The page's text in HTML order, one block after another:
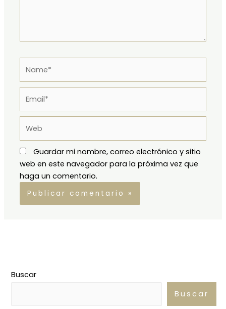
Guardar mi nombre, correo electrónico y sitio
web en este navegador para la próxima vez que
haga un comentario.
Buscar
Buscar